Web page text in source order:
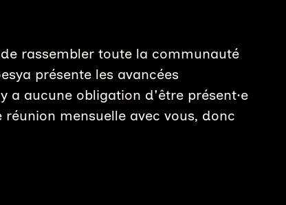
rassembler toute la communauté
présente les avancées
a aucune obligation d'être présent·e
mensuelle avec vous, donc